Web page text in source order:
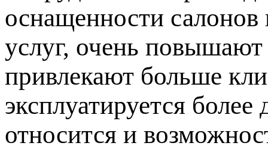
оснащенности салонов
услуг, очень
привлекают больше
эксплуатируется
относится и